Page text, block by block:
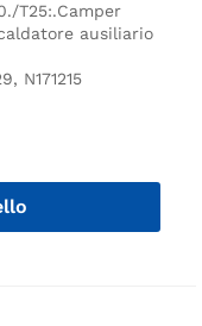
/T25:.Camper
ausiliario
N171215